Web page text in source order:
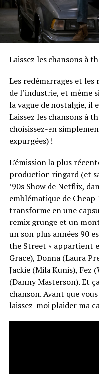
Laissez les chansons à
Les redémarrages et
de l’industrie, et même
la vague de nostalgie, il
Laissez les chansons à
choisissez-en
expurgées) !
L’émission la plus
production ringard (et
’90s Show de Netflix,
emblématique de
transforme en une
remix grunge et un
un son plus années 90
the Street » appartient
Grace), Donna (Laura
Jackie (Mila Kunis), Fez
(Danny Masterson). Et
chanson. Avant que
laissez-moi plaider ma